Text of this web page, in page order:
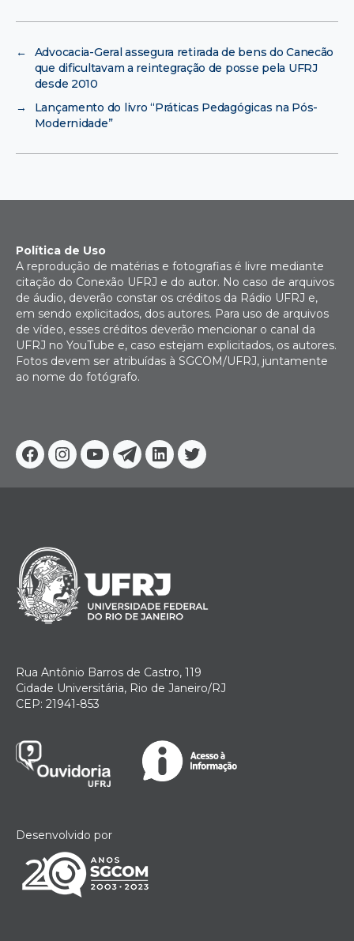
←
Advocacia-Geral assegura retirada de bens do Canecão
que dificultavam a reintegração de posse pela UFRJ
desde 2010
→
Lançamento do livro “Práticas Pedagógicas na Pós-
Modernidade”
Facebook
Instagram
YoutubeTelegram
Linkedin
Twitter
Política de Uso
A reprodução de matérias e fotografias é livre mediante
citação do Conexão UFRJ e do autor. No caso de arquivos
de áudio, deverão constar os créditos da Rádio UFRJ e,
em sendo explicitados, dos autores. Para uso de arquivos
de vídeo, esses créditos deverão mencionar o canal da
UFRJ no YouTube e, caso estejam explicitados, os autores.
Fotos devem ser atribuídas à SGCOM/UFRJ, juntamente
ao nome do fotógrafo.
Rua Antônio Barros de Castro, 119
Cidade Universitária, Rio de Janeiro/RJ
CEP: 21941-853
Desenvolvido por